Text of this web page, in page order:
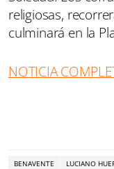
religiosas,
culminará en la
NOTICIA
BENAVENTE LUCIANO